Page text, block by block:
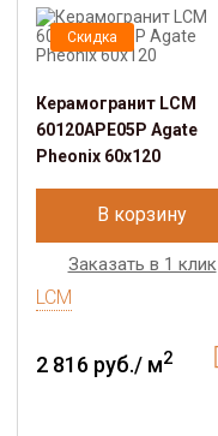
Скидка
Керамогранит LCM
60120APE05P Agate
Pheonix 60x120
В корзину
Заказать в 1 клик
LCM
2 816 руб./ м2